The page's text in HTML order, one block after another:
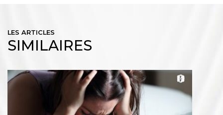
LES ARTICLES
SIMILAIRES